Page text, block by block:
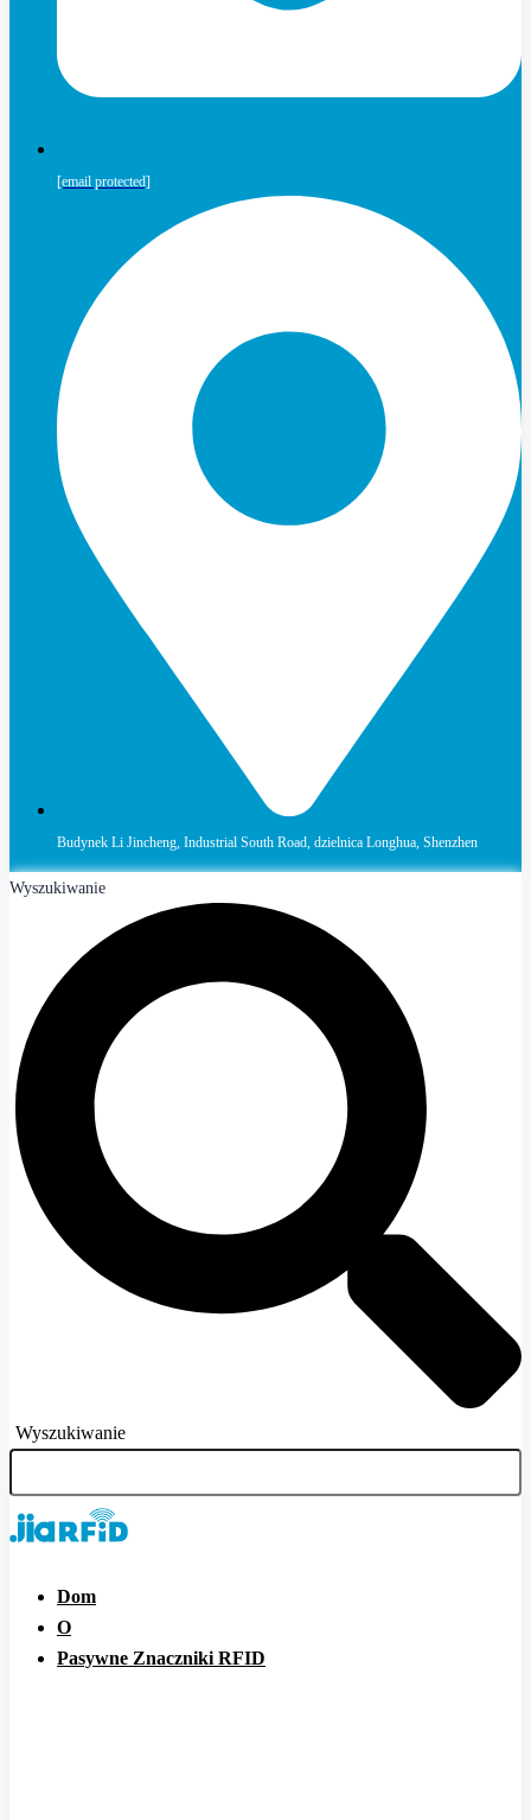
[email protected]
Budynek Li Jincheng, Industrial South Road, dzielnica Longhua, Shenzhen
Wyszukiwanie
Wyszukiwanie
Dom
O
Pasywne Znaczniki RFID